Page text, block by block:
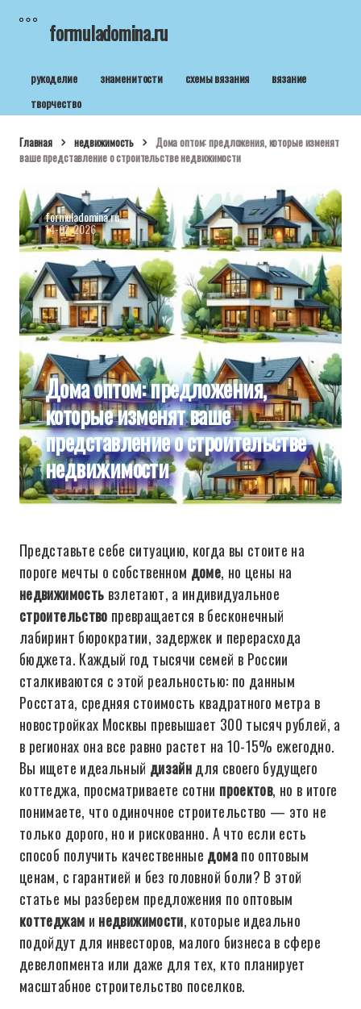
formuladomina.ru
рукоделие знаменитости схемы вязания
вязание
творчество
Главная недвижимость
Дома оптом: предложения, которые изменят
ваше представление о строительстве недвижимости
formuladomina.ru
14-02-2026
Дома оптом: предложения,
которые изменят ваше
представление о строительстве
недвижимости
Представьте себе ситуацию, когда вы стоите на
пороге мечты о собственном доме, но цены на
недвижимость взлетают, а индивидуальное
строительство превращается в бесконечный
лабиринт бюрократии, задержек и перерасхода
бюджета. Каждый год тысячи семей в России
сталкиваются с этой реальностью: по данным
Росстата, средняя стоимость квадратного метра в
новостройках Москвы превышает 300 тысяч рублей, а
в регионах она все равно растет на 10-15% ежегодно.
Вы ищете идеальный дизайндля своего будущего
коттеджа, просматриваете сотни проектов, но в итоге
понимаете, что одиночное строительство — это не
только дорого, но и рискованно. А что если есть
способ получить качественные домапо оптовым
ценам, с гарантией и без головной боли? В этой
статье мы разберем предложения по оптовым
коттеджам и недвижимости, которые идеально
подойдут для инвесторов, малого бизнеса в сфере
девелопмента или даже для тех, кто планирует
масштабное строительство поселков.